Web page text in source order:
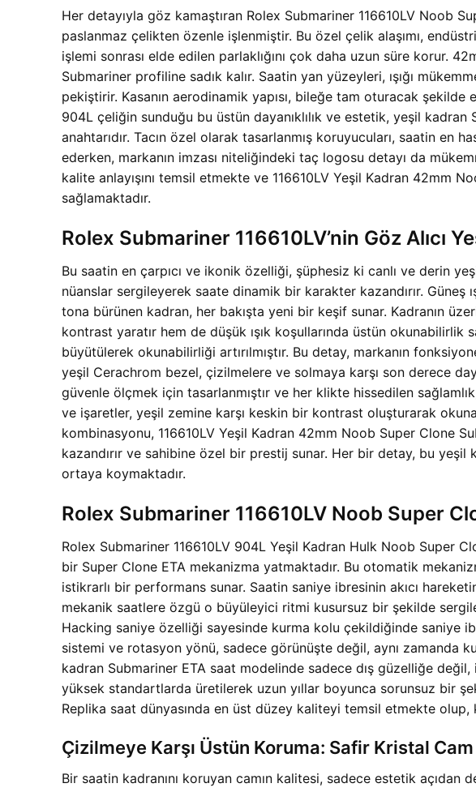
Her detayıyla göz kamaştıran Rolex Submariner 116610LV Noob
paslanmaz çelikten özenle işlenmiştir. Bu özel çelik alaşımı,
işlemi sonrası elde edilen parlaklığını çok daha uzun süre korur.
Submariner profiline sadık kalır. Saatin yan yüzeyleri, ışığı
pekiştirir. Kasanın aerodinamik yapısı, bileğe tam oturacak
904L çeliğin sunduğu bu üstün dayanıklılık ve estetik, yeşil kadran
anahtarıdır. Tacın özel olarak tasarlanmış koruyucuları, saatin
ederken, markanın imzası niteliğindeki taç logosu detayı da
kalite anlayışını temsil etmekte ve 116610LV Yeşil Kadran 42mm
sağlamaktadır.
Rolex Submariner 116610LV’nin Göz Alıcı
Bu saatin en çarpıcı ve ikonik özelliği, şüphesiz ki canlı ve derin
nüanslar sergileyerek saate dinamik bir karakter kazandırır.
tona bürünen kadran, her bakışta yeni bir keşif sunar. Kadranın
kontrast yaratır hem de düşük ışık koşullarında üstün
büyütülerek okunabilirliği artırılmıştır. Bu detay, markanın
yeşil Cerachrom bezel, çizilmelere ve solmaya karşı son derece
güvenle ölçmek için tasarlanmıştır ve her klikte hissedilen
ve işaretler, yeşil zemine karşı keskin bir kontrast oluşturarak
kombinasyonu, 116610LV Yeşil Kadran 42mm Noob Super Clone
kazandırır ve sahibine özel bir prestij sunar. Her bir detay, bu yeşil
ortaya koymaktadır.
Rolex Submariner 116610LV Noob Super
Rolex Submariner 116610LV 904L Yeşil Kadran Hulk Noob Super
bir Super Clone ETA mekanizma yatmaktadır. Bu otomatik
istikrarlı bir performans sunar. Saatin saniye ibresinin akıcı
mekanik saatlere özgü o büyüleyici ritmi kusursuz bir şekilde
Hacking saniye özelliği sayesinde kurma kolu çekildiğinde saniye
sistemi ve rotasyon yönü, sadece görünüşte değil, aynı zamanda
kadran Submariner ETA saat modelinde sadece dış güzelliğe
yüksek standartlarda üretilerek uzun yıllar boyunca sorunsuz bir
Replika saat dünyasında en üst düzey kaliteyi temsil etmekte olup,
Çizilmeye Karşı Üstün Koruma: Safir Kristal Cam
Bir saatin kadranını koruyan camın kalitesi, sadece estetik açıdan